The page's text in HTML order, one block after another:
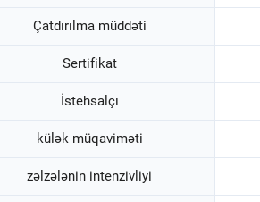
Çatdırılma müddəti
Sertifikat
İstehsalçı
külək müqaviməti
zəlzələnin intenzivliyi